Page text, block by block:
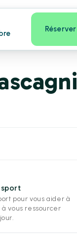
Réserver
sport
pour vous aider à
vous ressourcer